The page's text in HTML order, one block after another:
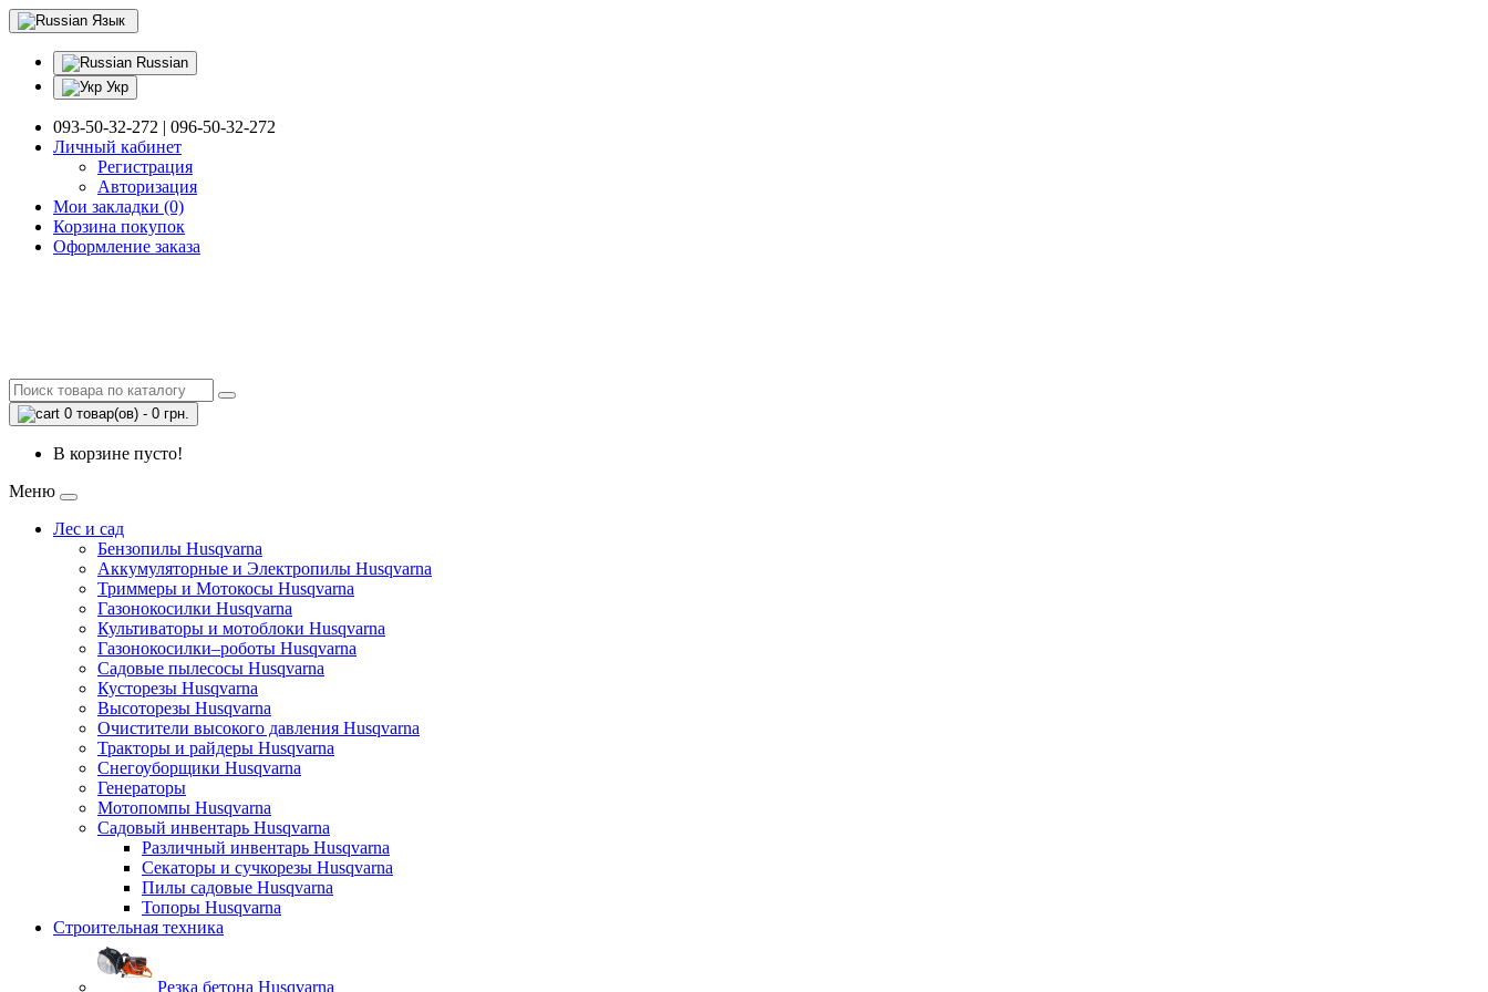
Язык
Russian
Укр
093-50-32-272 | 096-50-32-272
Личный кабинет
Регистрация
Авторизация
Мои закладки (0)
Корзина покупок
Оформление заказа
0 товар(ов) - 0 грн.
В корзине пусто!
Меню
Лес и сад
Бензопилы Husqvarna
Аккумуляторные и Электропилы Нusqvarna
Триммеры и Мотокосы Нusqvarna
Газонокосилки Husqvarna
Культиваторы и мотоблоки Husqvarna
Газонокосилки–роботы Husqvarna
Садовые пылесосы Husqvarna
Кусторезы Husqvarna
Высоторезы Husqvarna
Очистители высокого давления Husqvarna
Тракторы и райдеры Husqvarna
Снегоуборщики Husqvarna
Генераторы
Мотопомпы Husqvarna
Садовый инвентарь Husqvarna
Различный инвентарь Husqvarna
Секаторы и сучкорезы Husqvarna
Пилы садовые Husqvarna
Топоры Husqvarna
Строительная техника
Резка бетона Husqvarna